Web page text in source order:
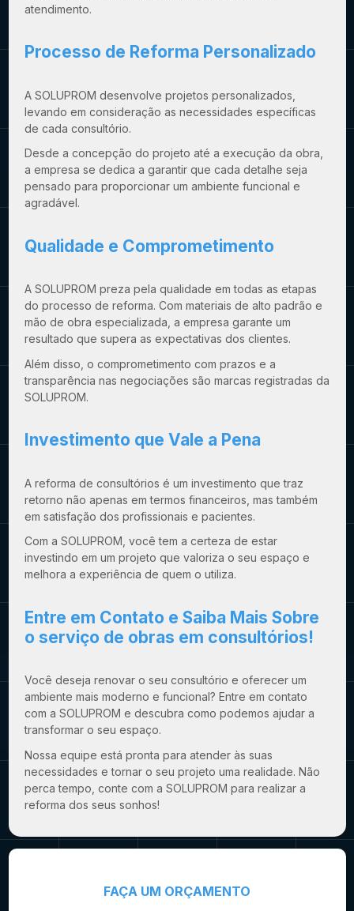
atendimento.
Processo de Reforma Personalizado
A SOLUPROM desenvolve projetos personalizados,
levando em consideração as necessidades específicas
de cada consultório.
Desde a concepção do projeto até a execução da obra,
a empresa se dedica a garantir que cada detalhe seja
pensado para proporcionar um ambiente funcional e
agradável.
Qualidade e Comprometimento
A SOLUPROM preza pela qualidade em todas as etapas
do processo de reforma. Com materiais de alto padrão e
mão de obra especializada, a empresa garante um
resultado que supera as expectativas dos clientes.
Além disso, o comprometimento com prazos e a
transparência nas negociações são marcas registradas da
SOLUPROM.
Investimento que Vale a Pena
A reforma de consultórios é um investimento que traz
retorno não apenas em termos financeiros, mas também
em satisfação dos profissionais e pacientes.
Com a SOLUPROM, você tem a certeza de estar
investindo em um projeto que valoriza o seu espaço e
melhora a experiência de quem o utiliza.
Entre em Contato e Saiba Mais Sobre
o serviço de obras em consultórios!
Você deseja renovar o seu consultório e oferecer um
ambiente mais moderno e funcional? Entre em contato
com a SOLUPROM e descubra como podemos ajudar a
transformar o seu espaço.
Nossa equipe está pronta para atender às suas
necessidades e tornar o seu projeto uma realidade. Não
perca tempo, conte com a SOLUPROM para realizar a
reforma dos seus sonhos!
FAÇA UM ORÇAMENTO